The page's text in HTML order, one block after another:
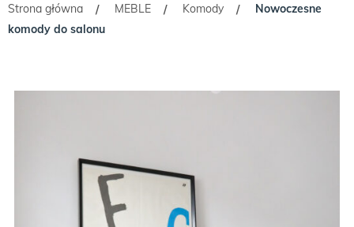
Strona główna / MEBLE / Komody /
Nowoczesne
komody do salonu